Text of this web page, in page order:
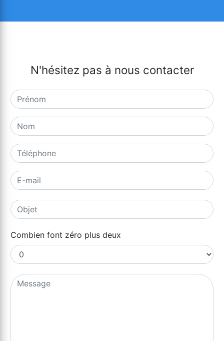
N'hésitez pas à nous contacter
Combien font zéro plus deux